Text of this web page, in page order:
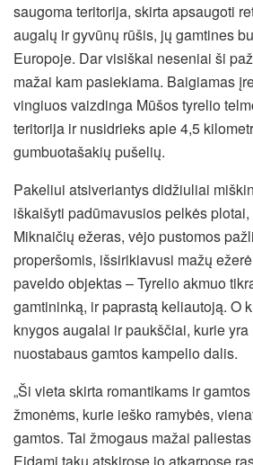
saugoma teritorija, skirta apsaugoti
augalų ir gyvūnų rūšis, jų gamtines
Europoje. Dar visiškai neseniai ši
mažai kam pasiekiama. Baigiamas
vingiuos vaizdinga Mūšos tyrelio
teritorija ir nusidrieks apie 4,5
gumbuotašakių pušelių.
Pakeliui atsiveriantys didžiuliai
iškaišyti padūmavusios pelkės
Miknaičių ežeras, vėjo pustomos
properšomis, išsirikiavusi mažų
paveldo objektas – Tyrelio akmuo
gamtininką, ir paprastą keliautoją. O
knygos augalai ir paukščiai, kurie
nuostabaus gamtos kampelio dalis.
„Ši vieta skirta romantikams ir
žmonėms, kurie ieško ramybės,
gamtos. Tai žmogaus mažai